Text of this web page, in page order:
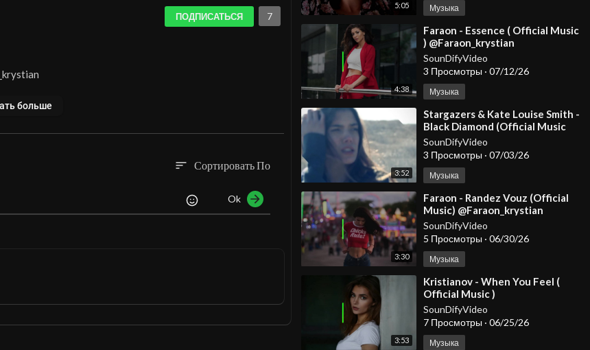
5:05 Музыка
4:38
⁣Faraon - Essence ( Official Music
) @Faraon_krystian
SounDifyVideo
3 Просмотры · 07/12/26
Музыка
3:52
⁣Stargazers & Kate Louise Smith -
Black Diamond (Official Music
Video)
SounDifyVideo
3 Просмотры · 07/03/26
Музыка
3:30
⁣Faraon - Randez Vouz (Official
Music) @Faraon_krystian
SounDifyVideo
5 Просмотры · 06/30/26
Музыка
3:53
⁣Kristianov - When You Feel (
Official Music )
@Faraon_krystian
#dancemusic2026 #spotify
#djmix
SounDifyVideo
7 Просмотры · 06/25/26
Музыка
ПОДПИСАТЬСЯ 7
больше
sort Сортировать По
Ok